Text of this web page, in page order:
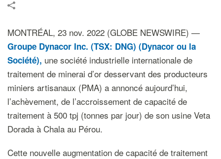
MONTRÉAL, 23 nov. 2022 (GLOBE NEWSWIRE) —
Groupe Dynacor Inc. (TSX: DNG) (Dynacor ou la
Société), une société industrielle internationale de
traitement de minerai d’or desservant des producteurs
miniers artisanaux (PMA) a annoncé aujourd’hui,
l’achèvement, de l’accroissement de capacité de
traitement à 500 tpj (tonnes par jour) de son usine Veta
Dorada à Chala au Pérou.
Cette nouvelle augmentation de capacité de traitement